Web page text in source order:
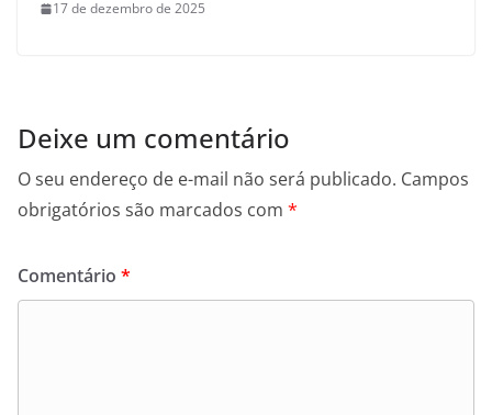
17 de dezembro de 2025
Deixe um comentário
O seu endereço de e-mail não será publicado. Campos
obrigatórios são marcados com *
Comentário *